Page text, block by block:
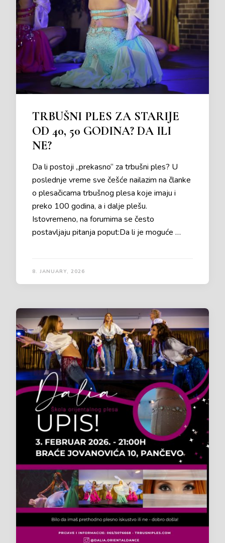
TRBUŠNI PLES ZA STARIJE
OD 40, 50 GODINA? DA ILI
NE?
Da li postoji „prekasno“ za trbušni ples? U
poslednje vreme sve češće nailazim na članke
o plesačicama trbušnog plesa koje imaju i
preko 100 godina, a i dalje plešu.
Istovremeno, na forumima se često
postavljaju pitanja poput:Da li je moguće …
8. JANUARY, 2026